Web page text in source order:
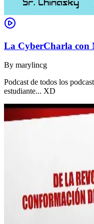
La CyberCharla con
By marylincg
Podcast de todos los
estudiante... XD